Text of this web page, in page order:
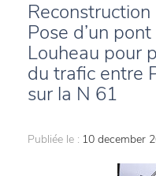
Pose d’un
Louheau pour
du trafic entre
sur la N 61
Publiée le : 10 december